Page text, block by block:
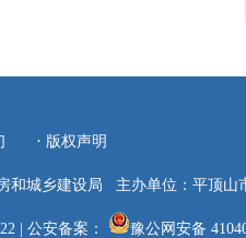
· 版权声明
和城乡建设局 主办单位：平顶山
| 公安备案： 豫公网安备